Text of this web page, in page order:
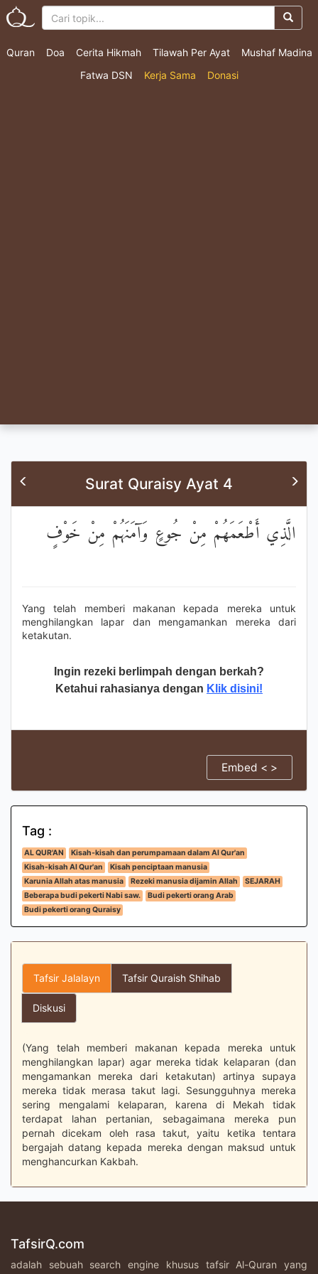
Quran Doa Cerita Hikmah Tilawah Per Ayat
Mushaf Madina
Fatwa DSN
Kerja Sama Donasi
Surat Quraisy Ayat 4
الَّذِي أَطْعَمَهُمْ مِنْ جُوعٍ وَآمَنَهُمْ مِنْ خَوْفٍ
Yang telah memberi makanan kepada mereka untuk
menghilangkan lapar dan mengamankan mereka dari
ketakutan.
Ingin rezeki berlimpah dengan berkah?
Ketahui rahasianya dengan Klik disini!
Embed < >
Tag :
AL QUR'AN
Kisah-kisah dan perumpamaan dalam Al Qur'an
Kisah-kisah Al Qur'an
Kisah penciptaan manusia
Karunia Allah atas manusia
Rezeki manusia dijamin Allah
SEJARAH
Beberapa budi pekerti Nabi saw.
Budi pekerti orang Arab
Budi pekerti orang Quraisy
Tafsir Jalalayn Tafsir Quraish Shihab
Diskusi
(Yang telah memberi makanan kepada mereka untuk
menghilangkan lapar) agar mereka tidak kelaparan (dan
mengamankan mereka dari ketakutan) artinya supaya
mereka tidak merasa takut lagi. Sesungguhnya mereka
sering mengalami kelaparan, karena di Mekah tidak
terdapat lahan pertanian, sebagaimana mereka pun
pernah dicekam oleh rasa takut, yaitu ketika tentara
bergajah datang kepada mereka dengan maksud untuk
menghancurkan Kakbah.
TafsirQ.com
adalah sebuah search engine khusus tafsir Al-Quran yang